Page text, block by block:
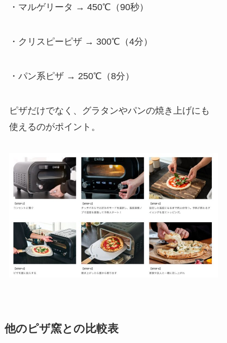
・マルゲリータ → 450℃（90秒）
・クリスピーピザ → 300℃（4分）
・パン系ピザ → 250℃（8分）
ピザだけでなく、グラタンやパンの焼き上げにも
使えるのがポイント。
他のピザ窯との比較表